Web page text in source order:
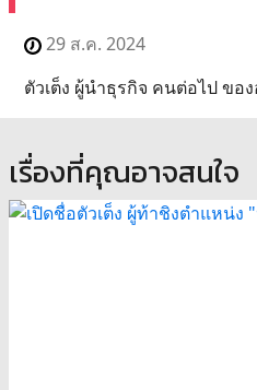
29 ส.ค. 2024
ตัวเต็ง ผู้นำธุรกิจ คนต่อไป ขอ
เรื่องที่คุณอาจสนใจ